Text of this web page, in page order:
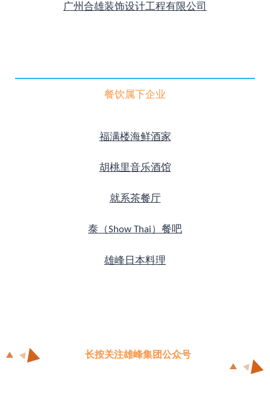
广州合雄装饰设计工程有限公司
餐饮属下企业
福满楼海鲜酒家
胡桃里音乐酒馆
就系茶餐厅
泰（Show Thai） 餐吧
雄峰日本料理
长按关注雄峰集团公众号